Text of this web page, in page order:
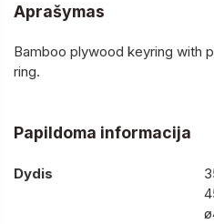
Aprašymas
Bamboo plywood keyring with
ring.
Papildoma informacija
Dydis